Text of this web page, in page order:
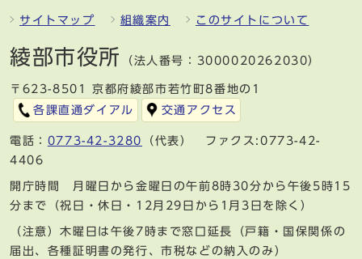
サイトマップ 組織案内 このサイトについて
綾部市役所 （法人番号：3000020262030）
〒623-8501 京都府綾部市若竹町8番地の1
各課直通ダイアル
交通アクセス
電話： 0773-42-3280
（代表） ファクス:0773-42-
4406
開庁時間 月曜日から金曜日の午前8時30分から午後5時15
分まで（祝日・休日・12月29日から1月3日を除く）
（注意）木曜日は午後7時まで窓口延長（戸籍・国保関係の
届出、各種証明書の発行、市税などの納入のみ）